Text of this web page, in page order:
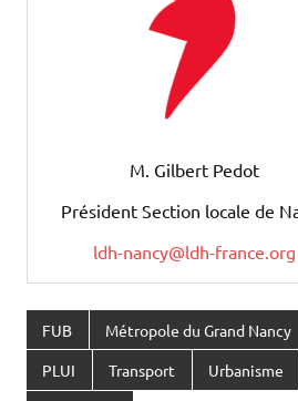
M. Gilbert Pedot
Président Section locale de
ldh-nancy@ldh-france.org
FUB Métropole du Grand Nancy
PLUI Transport Urbanisme